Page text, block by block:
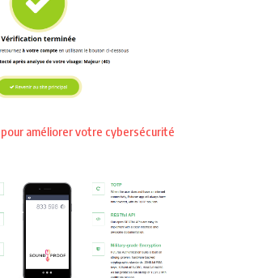
pour améliorer votre cybersécurité